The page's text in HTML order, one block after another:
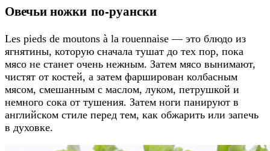
Овечьи ножки по-руански
Les pieds de moutons à la rouennaise — это блюдо из
ягнятины, которую сначала тушат до тех пор, пока
мясо не станет очень нежным. Затем мясо вынимают,
чистят от костей, а затем фарширован колбасным
мясом, смешанным с маслом, луком, петрушкой и
немного сока от тушения. Затем ноги панируют в
английском стиле перед тем, как обжарить или запечь
в духовке.